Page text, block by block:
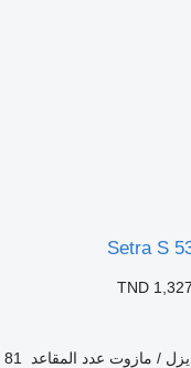
Setra S
TND
/ مازوت عدد المقاعد
81